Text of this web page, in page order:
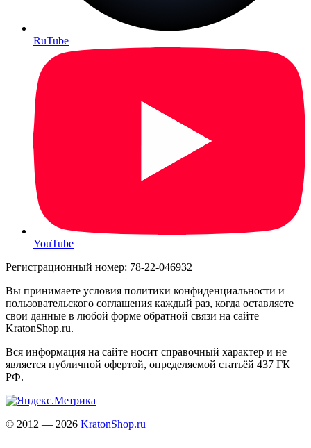
RuTube
YouTube
Регистрационный номер: 78-22-046932
Вы принимаете условия политики конфиденциальности и
пользовательского соглашения каждый раз, когда оставляете
свои данные в любой форме обратной связи на сайте
KratonShop.ru.
Вся информация на сайте носит справочный характер и не
является публичной офертой, определяемой статьёй 437 ГК
РФ.
© 2012 — 2026 KratonShop.ru